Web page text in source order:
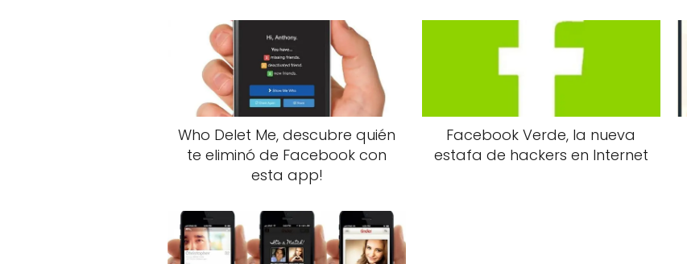
Who Delet Me, descubre quién
te eliminó de Facebook con
esta app!
Facebook Verde, la nueva
estafa de hackers en Internet